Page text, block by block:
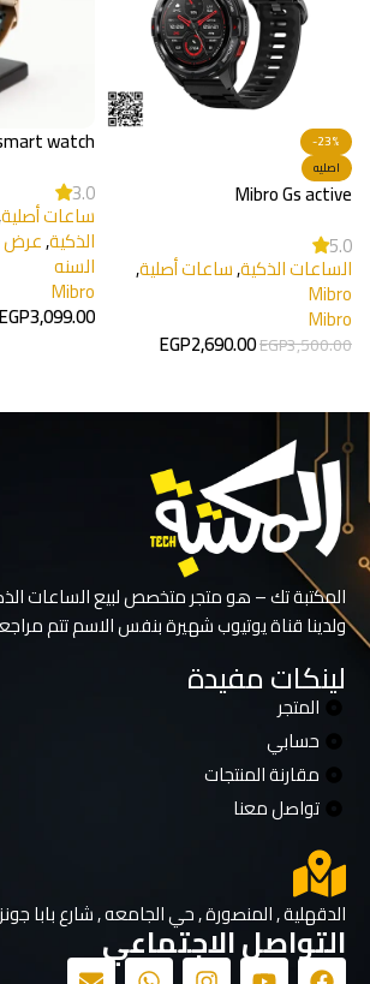
-23%
اصليه
Mibro Gs active
5.0
الساعات الذكية,ساعات أصلية,
Mibro
Mibro
EGP3,500.00
EGP2,690.00
watch
3.0
ساعات أصلية
الذكية,عرض
السنه
Mibro
EGP3,099.00
المكتبة تك – هو متجر متخصص لبيع الساعات
ولدينا قناة يوتيوب شهيرة بنفس الاسم تتم
لينكات مفيدة
المتجر
حسابي
مقارنة المنتجات
تواصل معنا
الدقهلية , المنصورة , حي الجامعه , شارع بابا جونز
التواصل الاجتماعي